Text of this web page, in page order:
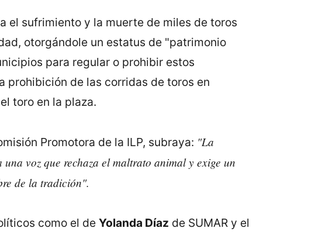
el sufrimiento y la muerte de miles de toros
otorgándole un estatus de "patrimonio
para regular o prohibir estos
prohibición de las corridas de toros en
toro en la plaza.
Promotora de la ILP, subraya: "La
voz que rechaza el maltrato animal y exige un
de la tradición".
como el de Yolanda Díaz de SUMAR y el